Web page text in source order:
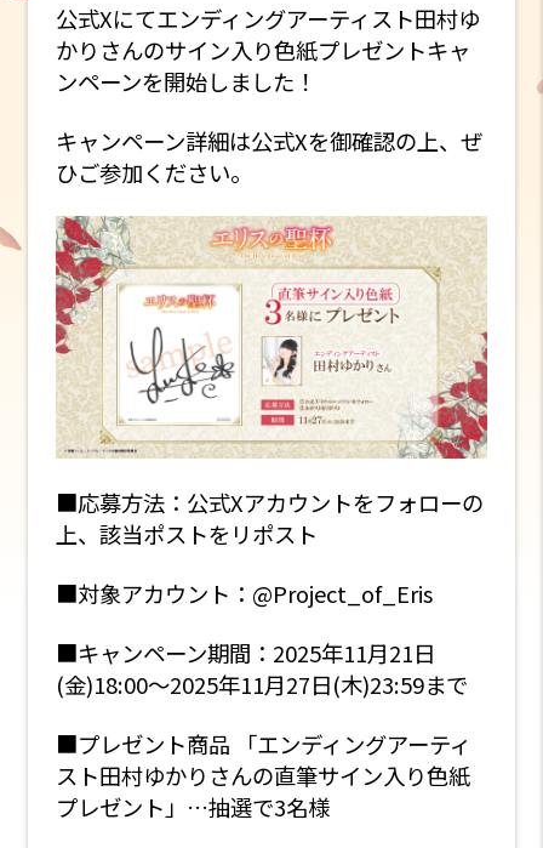
公式Xにてエンディングアーティスト田村ゆ
かりさんのサイン入り色紙プレゼントキャ
ンペーンを開始しました！
キャンペーン詳細は公式Xを御確認の上、ぜ
ひご参加ください。
■応募方法：公式Xアカウントをフォローの
上、該当ポストをリポスト
■対象アカウント： @Project_of_Eris
■キャンペーン期間： 2025年11月21日
(金)18:00～2025年11月27日(木)23:59まで
■プレゼント商品 「エンディングアーティ
スト田村ゆかりさんの直筆サイン入り色紙
プレゼント」…抽選で3名様